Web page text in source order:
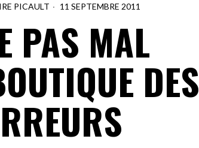
PICAULT 11 SEPTEMBRE 2011
PAS MAL
DES